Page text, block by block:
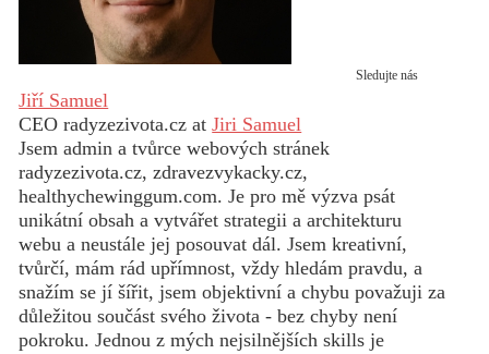
Sledujte nás
Jiří Samuel
CEO radyzezivota.cz atJiri Samuel
Jsem admin a tvůrce webových stránek
radyzezivota.cz, zdravezvykacky.cz,
healthychewinggum.com. Je pro mě výzva psát
unikátní obsah a vytvářet strategii a architekturu
webu a neustále jej posouvat dál. Jsem kreativní,
tvůrčí, mám rád upřímnost, vždy hledám pravdu, a
snažím se jí šířit, jsem objektivní a chybu považuji za
důležitou součást svého života - bez chyby není
pokroku. Jednou z mých nejsilnějších skills je